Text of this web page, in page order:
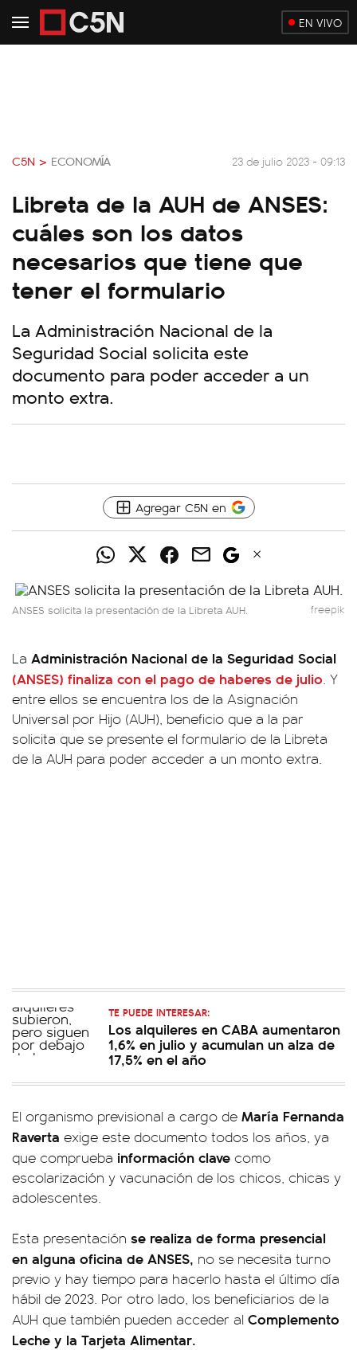
EN VIVO
C5N > ECONOMÍA 23 de julio 2023 - 09:13
Libreta de la AUH de ANSES:
cuáles son los datos
necesarios que tiene que
tener el formulario
La Administración Nacional de la
Seguridad Social solicita este
documento para poder acceder a un
monto extra.
Agregar C5N en
ANSES solicita la presentación de la Libreta AUH. freepik
La Administración Nacional de la Seguridad Social
(ANSES) finaliza con el pago de haberes de julio. Y
entre ellos se encuentra los de la Asignación
Universal por Hijo (AUH), beneficio que a la par
solicita que se presente el formulario de la Libreta
de la AUH para poder acceder a un monto extra.
TE PUEDE INTERESAR:
Los alquileres en CABA aumentaron
1,6% en julio y acumulan un alza de
17,5% en el año
El organismo previsional a cargo de María Fernanda
Raverta exige este documento todos los años, ya
que comprueba información clave como
escolarización y vacunación de los chicos, chicas y
adolescentes.
Esta presentación se realiza de forma presencial
en alguna oficina de ANSES, no se necesita turno
previo y hay tiempo para hacerlo hasta el último día
hábil de 2023. Por otro lado, los beneficiarios de la
AUH que también pueden acceder al Complemento
Leche y la Tarjeta Alimentar.